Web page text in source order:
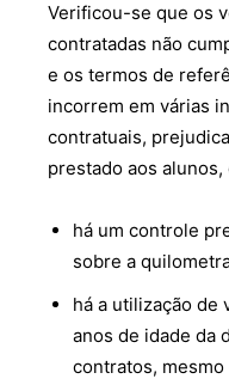
Verificou-se que os
contratadas não
e os termos de
incorrem em várias
contratuais,
prestado aos alunos,
há um controle
sobre a
há a utilização de
anos de idade da
contratos,